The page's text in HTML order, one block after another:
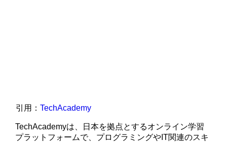
引用： TechAcademy
TechAcademyは、日本を拠点とするオンライン学習
プラットフォームで、プログラミングやIT関連のスキ